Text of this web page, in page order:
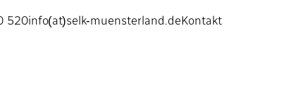
520info(at)selk-muensterland.deKontakt